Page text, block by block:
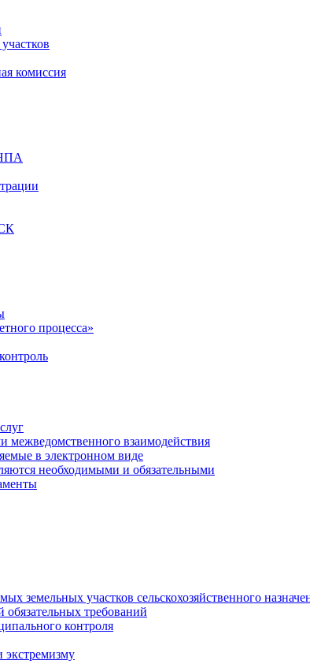
комиссия
процесса»
межведомственного взаимодействия
в электронном виде
необходимыми и обязательными
земельных участков сельскохозяйственного
требований
контроля
экстремизму